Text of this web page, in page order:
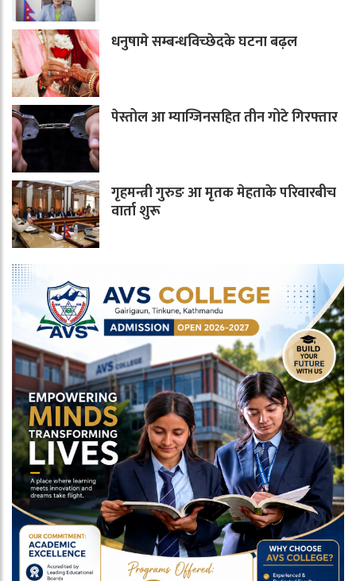
धनुषामे सम्बन्धविच्छेदके घटना बढ़ल
पेस्तोल आ म्याग्जिनसहित तीन गोटे गिरफ्तार
गृहमन्त्री गुरुङ आ मृतक मेहताके परिवारबीच
वार्ता शुरू